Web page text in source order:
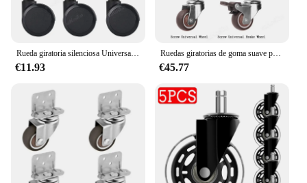
€11.93
Ruedas giratorias de goma suave para muebles de piezas, accesorio para el hogar, 4 unidades
€45.77